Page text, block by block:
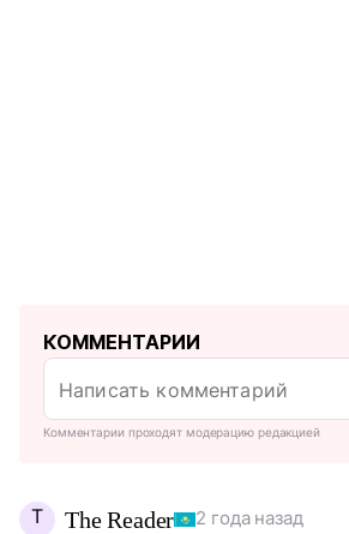
КОММЕНТАРИИ
Комментарии проходят модерацию редакцией
T The Reader 2 года назад